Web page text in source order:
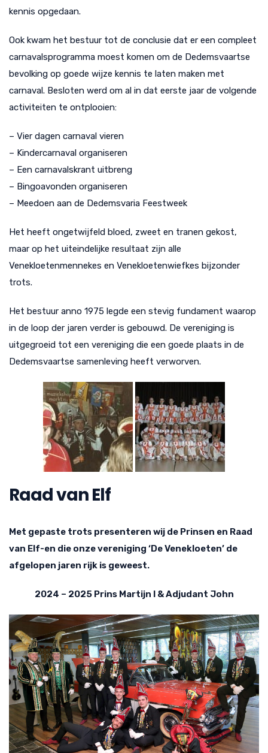
kennis opgedaan.
Ook kwam het bestuur tot de conclusie dat er een compleet
carnavalsprogramma moest komen om de Dedemsvaartse
bevolking op goede wijze kennis te laten maken met
carnaval. Besloten werd om al in dat eerste jaar de volgende
activiteiten te ontplooien:
– Vier dagen carnaval vieren
– Kindercarnaval organiseren
– Een carnavalskrant uitbreng
– Bingoavonden organiseren
– Meedoen aan de Dedemsvaria Feestweek
Het heeft ongetwijfeld bloed, zweet en tranen gekost,
maar op het uiteindelijke resultaat zijn alle
Venekloetenmennekes en Venekloetenwiefkes bijzonder
trots.
Het bestuur anno 1975 legde een stevig fundament waarop
in de loop der jaren verder is gebouwd. De vereniging is
uitgegroeid tot een vereniging die een goede plaats in de
Dedemsvaartse samenleving heeft verworven.
Raad van Elf
Met gepaste trots presenteren wij de Prinsen en Raad
van Elf-en die onze vereniging ‘De Venekloeten’ de
afgelopen jaren rijk is geweest.
2024 – 2025 Prins Martijn I & Adjudant John